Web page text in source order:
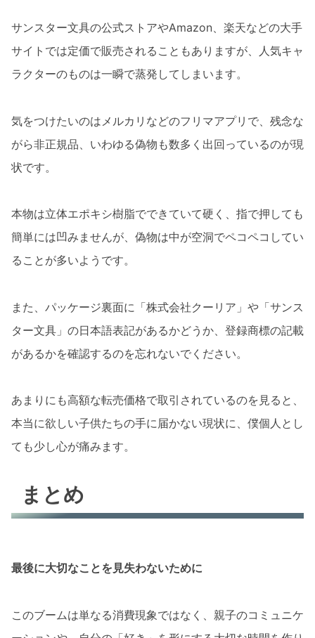
サンスター文具の公式ストアやAmazon、楽天などの大手
サイトでは定価で販売されることもありますが、人気キャ
ラクターのものは一瞬で蒸発してしまいます。
気をつけたいのはメルカリなどのフリマアプリで、残念な
がら非正規品、いわゆる偽物も数多く出回っているのが現
状です。
本物は立体エポキシ樹脂でできていて硬く、指で押しても
簡単には凹みませんが、偽物は中が空洞でペコペコしてい
ることが多いようです。
また、パッケージ裏面に「株式会社クーリア」や「サンス
ター文具」の日本語表記があるかどうか、登録商標の記載
があるかを確認するのを忘れないでください。
あまりにも高額な転売価格で取引されているのを見ると、
本当に欲しい子供たちの手に届かない現状に、僕個人とし
ても少し心が痛みます。
まとめ
最後に大切なことを見失わないために
このブームは単なる消費現象ではなく、親子のコミュニケ